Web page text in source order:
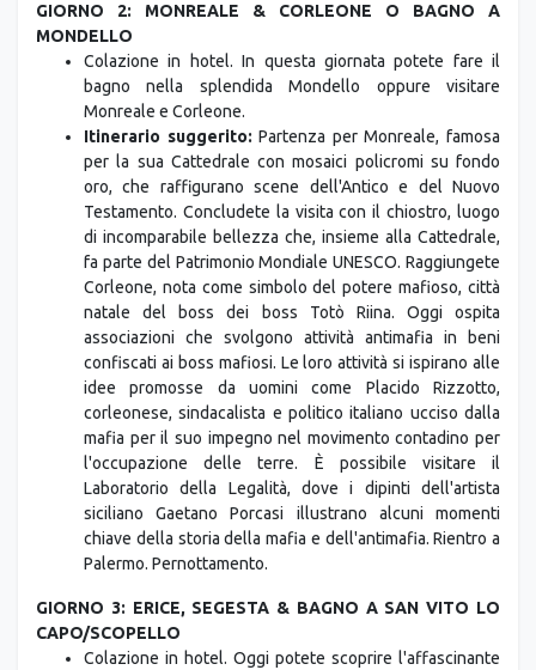
GIORNO 2: MONREALE & CORLEONE O BAGNO A
MONDELLO
Colazione in hotel. In questa giornata potete fare il
bagno nella splendida Mondello oppure visitare
Monreale e Corleone.
Itinerario suggerito: Partenza per Monreale, famosa
per la sua Cattedrale con mosaici policromi su fondo
oro, che raffigurano scene dell'Antico e del Nuovo
Testamento. Concludete la visita con il chiostro, luogo
di incomparabile bellezza che, insieme alla Cattedrale,
fa parte del Patrimonio Mondiale UNESCO. Raggiungete
Corleone, nota come simbolo del potere mafioso, città
natale del boss dei boss Totò Riina. Oggi ospita
associazioni che svolgono attività antimafia in beni
confiscati ai boss mafiosi. Le loro attività si ispirano alle
idee promosse da uomini come Placido Rizzotto,
corleonese, sindacalista e politico italiano ucciso dalla
mafia per il suo impegno nel movimento contadino per
l'occupazione delle terre. È possibile visitare il
Laboratorio della Legalità, dove i dipinti dell'artista
siciliano Gaetano Porcasi illustrano alcuni momenti
chiave della storia della mafia e dell'antimafia. Rientro a
Palermo. Pernottamento.
GIORNO 3: ERICE, SEGESTA & BAGNO A SAN VITO LO
CAPO/SCOPELLO
Colazione in hotel. Oggi potete scoprire l'affascinante